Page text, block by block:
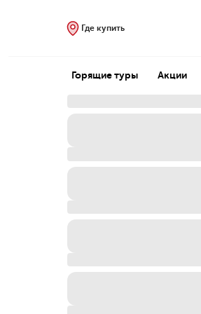
Где купить
Горящие туры Акции